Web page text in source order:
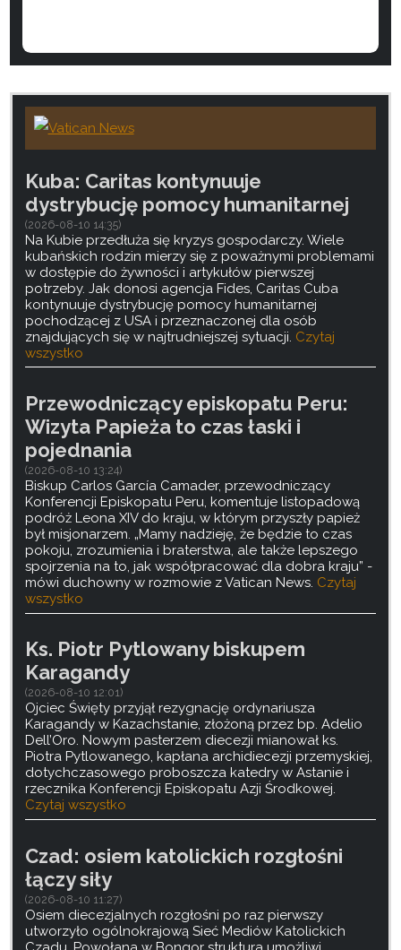
Kuba: Caritas kontynuuje
dystrybucję pomocy humanitarnej
(2026-08-10 14:35)
Na Kubie przedłuża się kryzys gospodarczy. Wiele
kubańskich rodzin mierzy się z poważnymi problemami
w dostępie do żywności i artykułów pierwszej
potrzeby. Jak donosi agencja Fides, Caritas Cuba
kontynuuje dystrybucję pomocy humanitarnej
pochodzącej z USA i przeznaczonej dla osób
znajdujących się w najtrudniejszej sytuacji. Czytaj
wszystko
Przewodniczący episkopatu Peru:
Wizyta Papieża to czas łaski i
pojednania
(2026-08-10 13:24)
Biskup Carlos García Camader, przewodniczący
Konferencji Episkopatu Peru, komentuje listopadową
podróż Leona XIV do kraju, w którym przyszły papież
był misjonarzem. „Mamy nadzieję, że będzie to czas
pokoju, zrozumienia i braterstwa, ale także lepszego
spojrzenia na to, jak współpracować dla dobra kraju” -
mówi duchowny w rozmowie z Vatican News. Czytaj
wszystko
Ks. Piotr Pytlowany biskupem
Karagandy
(2026-08-10 12:01)
Ojciec Święty przyjął rezygnację ordynariusza
Karagandy w Kazachstanie, złożoną przez bp. Adelio
Dell’Oro. Nowym pasterzem diecezji mianował ks.
Piotra Pytlowanego, kapłana archidiecezji przemyskiej,
dotychczasowego proboszcza katedry w Astanie i
rzecznika Konferencji Episkopatu Azji Środkowej.
Czytaj wszystko
Czad: osiem katolickich rozgłośni
łączy siły
(2026-08-10 11:27)
Osiem diecezjalnych rozgłośni po raz pierwszy
utworzyło ogólnokrajową Sieć Mediów Katolickich